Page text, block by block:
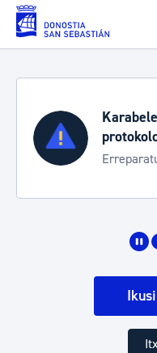
Eduki nagusira joan